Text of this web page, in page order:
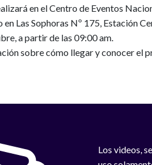
en el Centro de Eventos
en Las Sophoras Nº 175, Estación
a partir de las 09:00 am.
sobre cómo llegar y conocer el
Los videos,